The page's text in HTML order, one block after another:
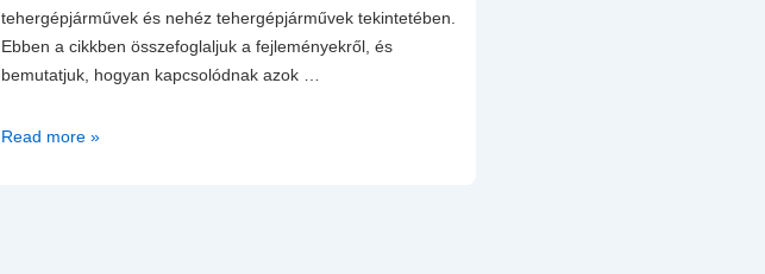
tehergépjárművek és nehéz tehergépjárművek tekintetében.
Ebben a cikkben összefoglaljuk a fejleményekről, és
bemutatjuk, hogyan kapcsolódnak azok …
Frissítés
Read more »